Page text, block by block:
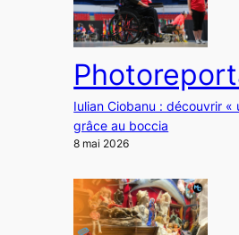
Iulian Ciobanu : découvrir «
grâce au boccia
8 mai 2026